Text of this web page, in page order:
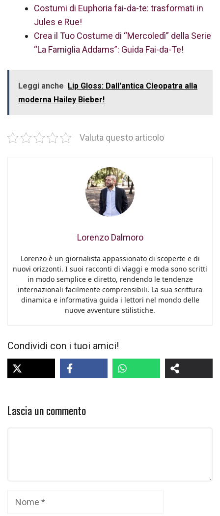
Costumi di Euphoria fai-da-te: trasformati in
Jules e Rue!
Crea il Tuo Costume di “Mercoledì” della Serie
“La Famiglia Addams”: Guida Fai-da-Te!
Leggi anche Lip Gloss: Dall'antica Cleopatra alla
moderna Hailey Bieber!
Valuta questo articolo
Lorenzo Dalmoro
Lorenzo è un giornalista appassionato di scoperte e di
nuovi orizzonti. I suoi racconti di viaggi e moda sono scritti
in modo semplice e diretto, rendendo le tendenze
internazionali facilmente comprensibili. La sua scrittura
dinamica e informativa guida i lettori nel mondo delle
nuove avventure stilistiche.
Condividi con i tuoi amici!
Lascia un commento